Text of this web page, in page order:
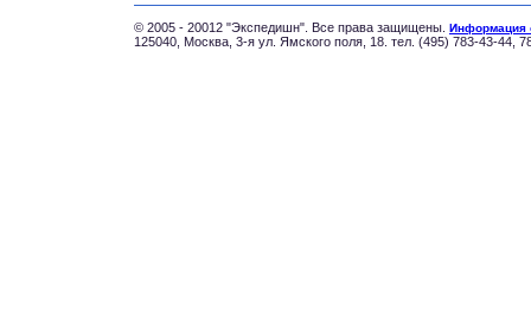
© 2005 - 20012 "Экспедишн". Все права защищены. Информация
125040, Москва, 3-я ул. Ямского поля, 18. тел. (495) 783-43-44,